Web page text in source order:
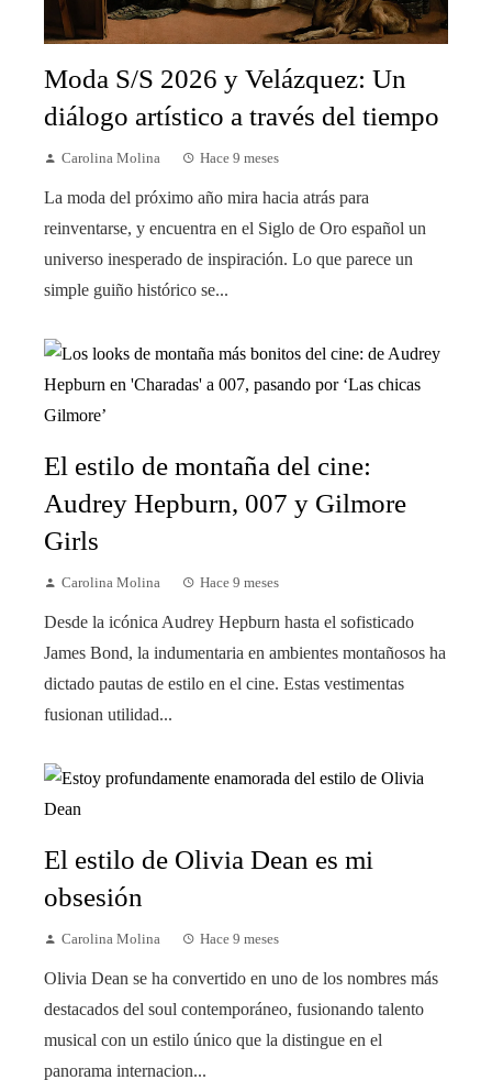
Moda S/S 2026 y Velázquez: Un
diálogo artístico a través del tiempo
Carolina Molina Hace 9 meses
La moda del próximo año mira hacia atrás para
reinventarse, y encuentra en el Siglo de Oro español un
universo inesperado de inspiración. Lo que parece un
simple guiño histórico se...
El estilo de montaña del cine:
Audrey Hepburn, 007 y Gilmore
Girls
Carolina Molina Hace 9 meses
Desde la icónica Audrey Hepburn hasta el sofisticado
James Bond, la indumentaria en ambientes montañosos ha
dictado pautas de estilo en el cine. Estas vestimentas
fusionan utilidad...
El estilo de Olivia Dean es mi
obsesión
Carolina Molina Hace 9 meses
Olivia Dean se ha convertido en uno de los nombres más
destacados del soul contemporáneo, fusionando talento
musical con un estilo único que la distingue en el
panorama internacion...